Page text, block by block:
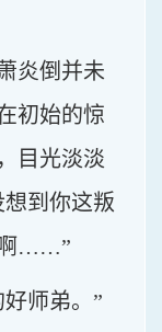
炎倒并未
初始的惊
目光淡淡
到你这叛
啊……”
师弟。”